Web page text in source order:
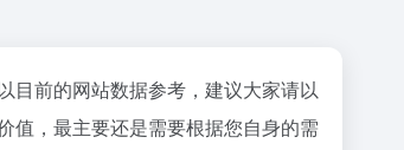
目前的网站数据参考，建议大家请以
值，最主要还是需要根据您自身的需